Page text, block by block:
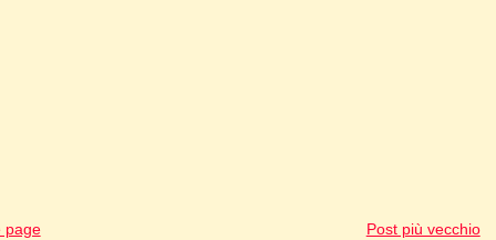
Post più vecchio
page